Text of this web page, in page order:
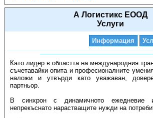
А Логистикс ЕООД
Услуги
Информация
Като лидер в областта на международния
съчетавайки опита и професионалните
наложи и утвърди като уважаван,
партньор.
В синхрон с динамичното
непрекъснато нарастващите нужди на